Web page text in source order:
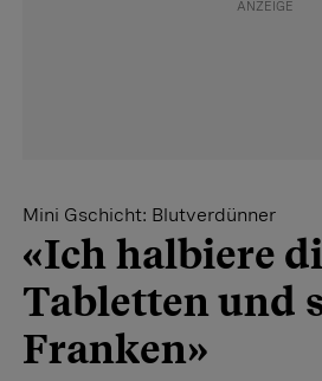
Mini Gschicht: Blutverdünner
«Ich halbiere
Tabletten und
Franken»